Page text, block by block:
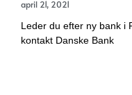
april 21, 2021
Leder du efter ny bank i
kontakt Danske Bank